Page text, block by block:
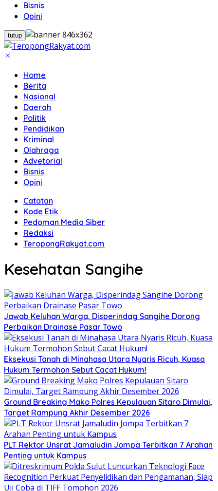
Bisnis
Opini
tutup
Home
Berita
Nasional
Daerah
Politik
Pendidikan
Kriminal
Olahraga
Advetorial
Bisnis
Opini
Catatan
Kode Etik
Pedoman Media Siber
Redaksi
TeropongRakyat.com
Kesehatan Sangihe
Jawab Keluhan Warga, Disperindag Sangihe Dorong
Perbaikan Drainase Pasar Towo
Eksekusi Tanah di Minahasa Utara Nyaris Ricuh, Kuasa
Hukum Termohon Sebut Cacat Hukum!
Ground Breaking Mako Polres Kepulauan Sitaro Dimulai,
Target Rampung Akhir Desember 2026
​PLT Rektor Unsrat Jamaludin Jompa Terbitkan 7 Arahan
Penting untuk Kampus